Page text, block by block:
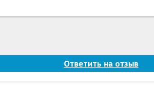
Ответить на отзыв